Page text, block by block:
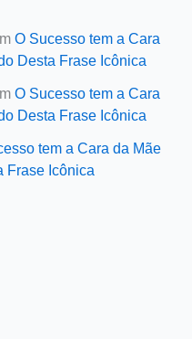
O Sucesso tem a Cara
Desta Frase Icônica
O Sucesso tem a Cara
Desta Frase Icônica
tem a Cara da Mãe
Frase Icônica